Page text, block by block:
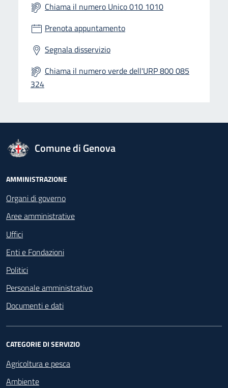
Chiama il numero Unico 010 1010
Prenota appuntamento
Segnala disservizio
Chiama il numero verde dell'URP 800 085
324
logo Unione Europea
Comune di Genova
Footer - Navigazione
AMMINISTRAZIONE
Organi di governo
Aree amministrative
Uffici
Enti e Fondazioni
Politici
Personale amministrativo
Documenti e dati
CATEGORIE DI SERVIZIO
Agricoltura e pesca
Ambiente